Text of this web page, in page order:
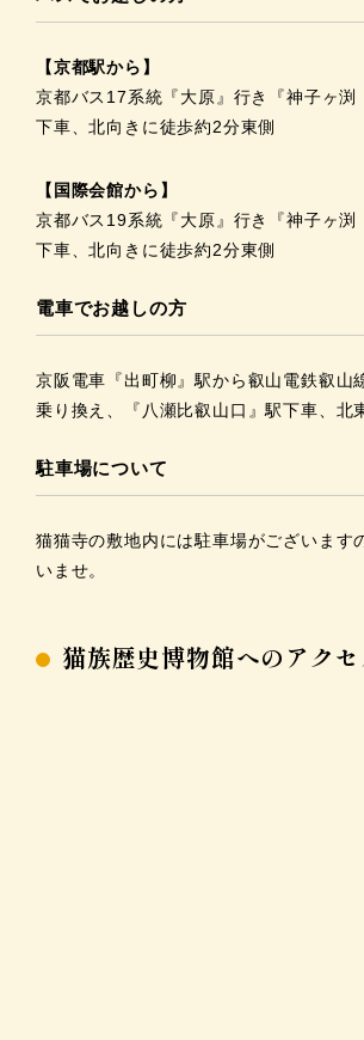
【京都駅から】
京都バス17系統『大原』行き『神子ヶ渕
下車、北向きに徒歩約2分東側
【国際会館から】
京都バス19系統『大原』行き『神子ヶ渕
下車、北向きに徒歩約2分東側
電車でお越しの方
京阪電車『出町柳』駅から叡山電鉄叡山
乗り換え、『八瀬比叡山口』駅下車、北
駐車場について
猫猫寺の敷地内には駐車場がございます
いませ。
猫族歴史博物館へのアクセ